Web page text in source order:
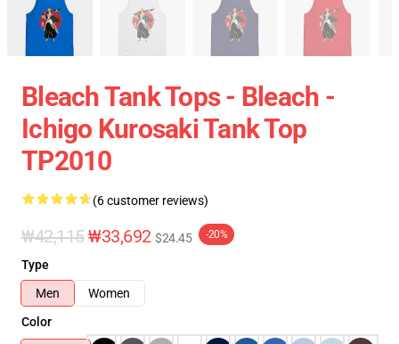
Bleach Tank Tops - Bleach -
Ichigo Kurosaki Tank Top
TP2010
(6 customer reviews)
₩42,115₩33,692 $24.45 -20%
Type
Men
Women
Color